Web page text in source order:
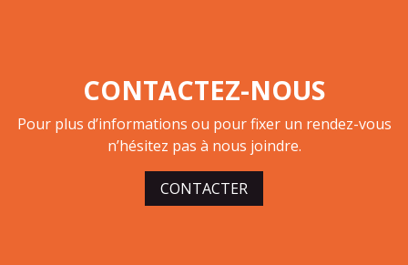
CONTACTEZ-NOUS
Pour plus d’informations ou pour fixer un rendez-vous
n’hésitez pas à nous joindre.
CONTACTER